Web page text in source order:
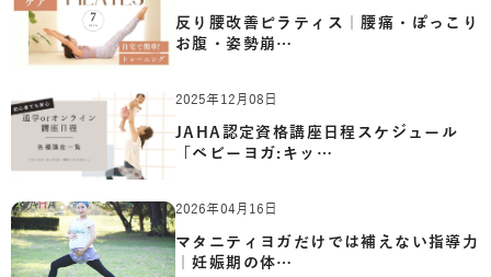
反り腰改善ピラティス｜腰痛・ぽっこり
お腹・姿勢崩…
2025年12月08日
JAHA認定資格講座日程スケジュール
「ベビーヨガ:キッ…
2026年04月16日
マタニティヨガだけでは補えない指導力
｜妊娠期の体…